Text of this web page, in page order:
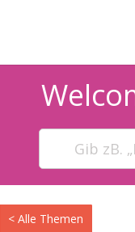
< Alle Themen